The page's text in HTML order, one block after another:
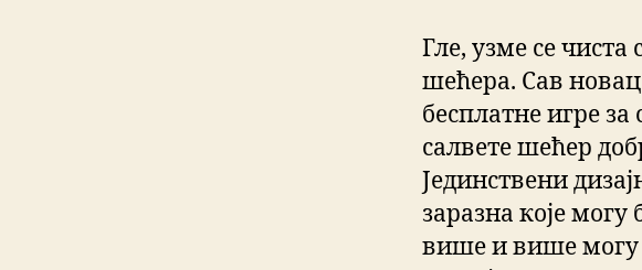
Гле, узме се чиста
шећера. Сав
бесплатне игре
салвете шећер
Јединствени
заразна које
више и више могу